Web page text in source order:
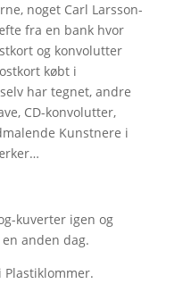
noget Carl Larsson-
fra en bank hvor
og konvolutter
købt i
har tegnet, andre
CD-konvolutter,
Kunstnere i
kuverter igen og
anden dag.
Plastiklommer.